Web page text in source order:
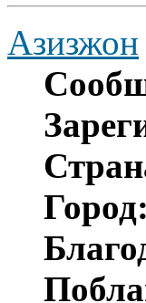
Азизжон
Город: